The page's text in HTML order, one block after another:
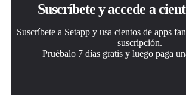
Suscríbete y accede a
Suscríbete a Setapp y usa cientos de apps
suscripción.
Pruébalo 7 días gratis y luego paga